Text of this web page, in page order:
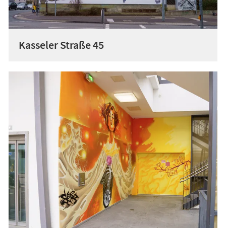
Kasseler Straße 45